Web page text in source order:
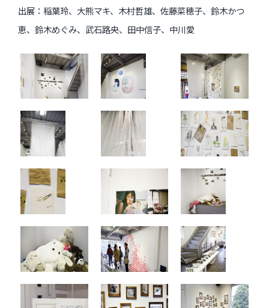
インタビュー
受講生・修了生の活動
展覧会アーカイブ
座談会
講座レポート
連載・コラム
未分類
近日開催のイベント・オープン講座・展覧会
イベント
オープン講座
出展：稲葉玲、大熊マキ、木村哲雄、佐藤菜穂子、鈴木かつ
恵、鈴木めぐみ、武石路央、田中信子、中川愛